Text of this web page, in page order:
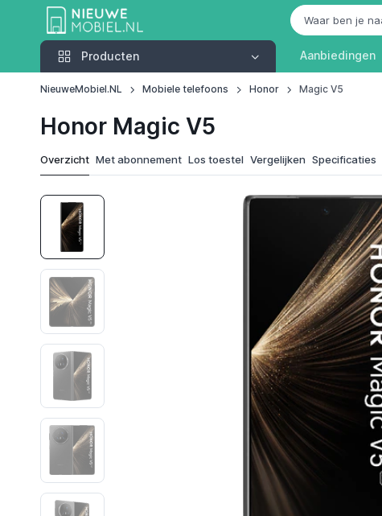
Producten
Producten Aanbiedingen
NieuweMobiel.NL Mobiele telefoons Honor Magic V5
Honor Magic V5
Overzicht Met abonnement Los toestel Vergelijken Specificaties